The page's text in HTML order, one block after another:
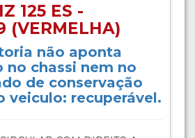
125 ES -
(VERMELHA)
não aponta
no chassi nem no
de conservação
veiculo: recuperável.